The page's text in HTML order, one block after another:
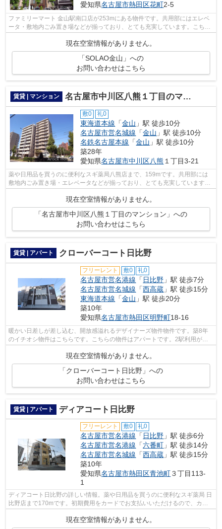
愛知県名古屋市熱田区花町2-5
ファミリーマート 金山駅南口店が253mにある物件です。共用部にはエレベ
ータ・敷地内ごみ置き場などが揃っており、とても充実しています。こちら
は初期費用をカードでお支払いいただけ...
現在空室情報がありません。
「SOLAO金山」への
お問い合わせはこちら
賃貸 | マンション 名古屋市中川区八熊１丁目のマンション
敷0 礼0
東海道本線 「金山 」駅 徒歩10分
名古屋市営名城線 「金山 」駅 徒歩10分
名鉄名古屋本線 「金山 」駅 徒歩10分
築28年
愛知県名古屋市中川区八熊 １丁目3-21
薬や日用品を買うのに便利なスギ薬局八熊店まで、159mです。共用部には
敷地内ごみ置き場・エレベータなどが揃っており、とても充実しています。
現在空室情報がありません。
「名古屋市中川区八熊１丁目のマンション」への
お問い合わせはこちら
賃貸 | アパート クローバーコート日比野
フリーレント 敷0 礼0
名古屋市営名港線 「 日比野 」駅 徒歩7分
名古屋市営名城線 「西高蔵 」駅 徒歩15分
東海道本線 「金山 」駅 徒歩20分
築10年
愛知県名古屋市熱田区明野町18-16
暖かい日差しが差し込む、開放感溢れるデザイナーズ物件物件です。築8年
のイチオシ物件はこちらです。こちらの物件はアパートです。2駅利用がで
きるので電車の利用に役立つアパートで...
現在空室情報がありません。
「クローバーコート日比野」への
お問い合わせはこちら
賃貸 | アパート ディアコート日比野
フリーレント 敷0 礼0
名古屋市営名港線 「 日比野 」駅 徒歩6分
名古屋市営名港線 「六番町 」駅 徒歩14分
名古屋市営名城線 「西高蔵 」駅 徒歩15分
築10年
愛知県名古屋市熱田区青池町３丁目113-
1
ディアコート日比野の詳しい情報。薬や日用品を買うのに便利なスギ薬局 日
比野店まで170mです。初期費用をカードでお支払いいただけるので、カー
現在空室情報がありません。